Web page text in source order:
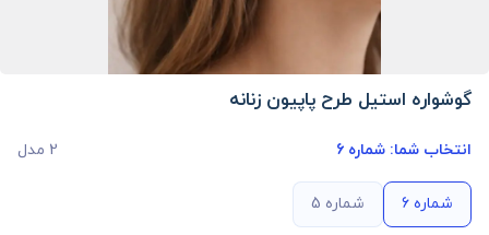
گوشواره استیل طرح پاپیون زنانه
انتخاب شما: شماره 6 2 مدل
شماره 6 شماره 5